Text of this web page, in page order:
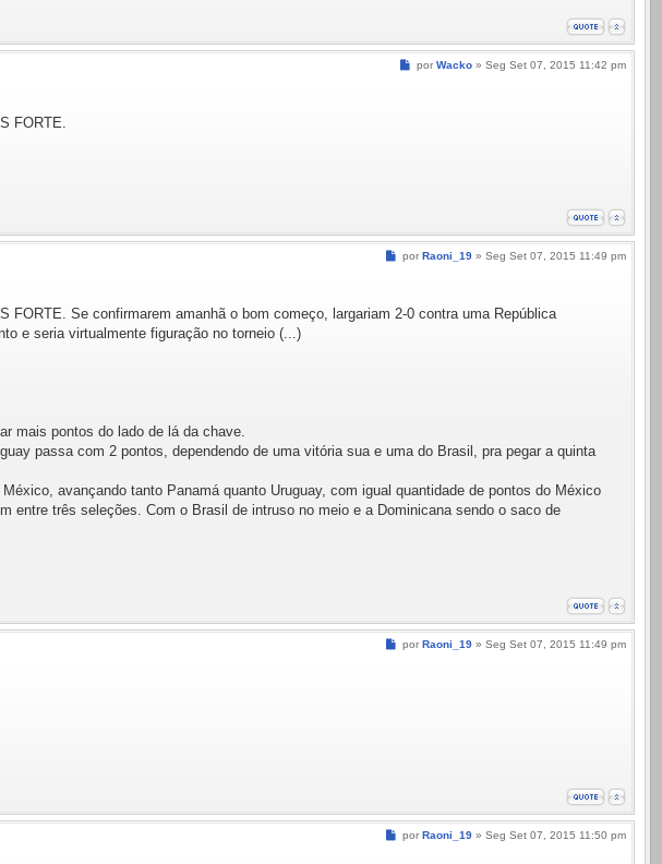
Mensagem
por Wacko » Seg Set 07, 2015 11:42 pm
FORTE.
Mensagem
por Raoni_19 » Seg Set 07, 2015 11:49 pm
Se confirmarem amanhã o bom começo, largariam 2-0 contra uma República
e seria virtualmente figuração no torneio (...)
mais pontos do lado de lá da chave.
passa com 2 pontos, dependendo de uma vitória sua e uma do Brasil, pra pegar a quinta
avançando tanto Panamá quanto Uruguay, com igual quantidade de pontos do México
entre três seleções. Com o Brasil de intruso no meio e a Dominicana sendo o saco de
Mensagem
por Raoni_19 » Seg Set 07, 2015 11:49 pm
Mensagem
por Raoni_19 » Seg Set 07, 2015 11:50 pm